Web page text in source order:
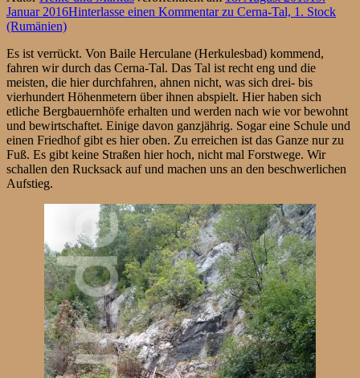
Januar 2016Hinterlasse einen Kommentarzu Cerna-Tal, 1. Stock
(Rumänien)
Es ist verrückt. Von Baile Herculane (Herkulesbad) kommend,
fahren wir durch das Cerna-Tal. Das Tal ist recht eng und die
meisten, die hier durchfahren, ahnen nicht, was sich drei- bis
vierhundert Höhenmetern über ihnen abspielt. Hier haben sich
etliche Bergbauernhöfe erhalten und werden nach wie vor bewohnt
und bewirtschaftet. Einige davon ganzjährig. Sogar eine Schule und
einen Friedhof gibt es hier oben. Zu erreichen ist das Ganze nur zu
Fuß. Es gibt keine Straßen hier hoch, nicht mal Forstwege. Wir
schallen den Rucksack auf und machen uns an den beschwerlichen
Aufstieg.